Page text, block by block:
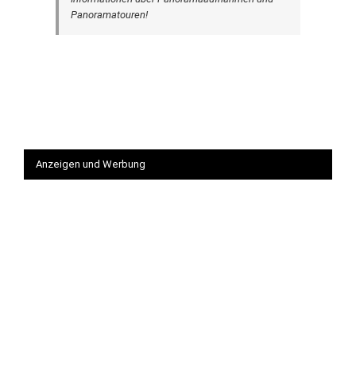
Panoramatouren!
Anzeigen und Werbung